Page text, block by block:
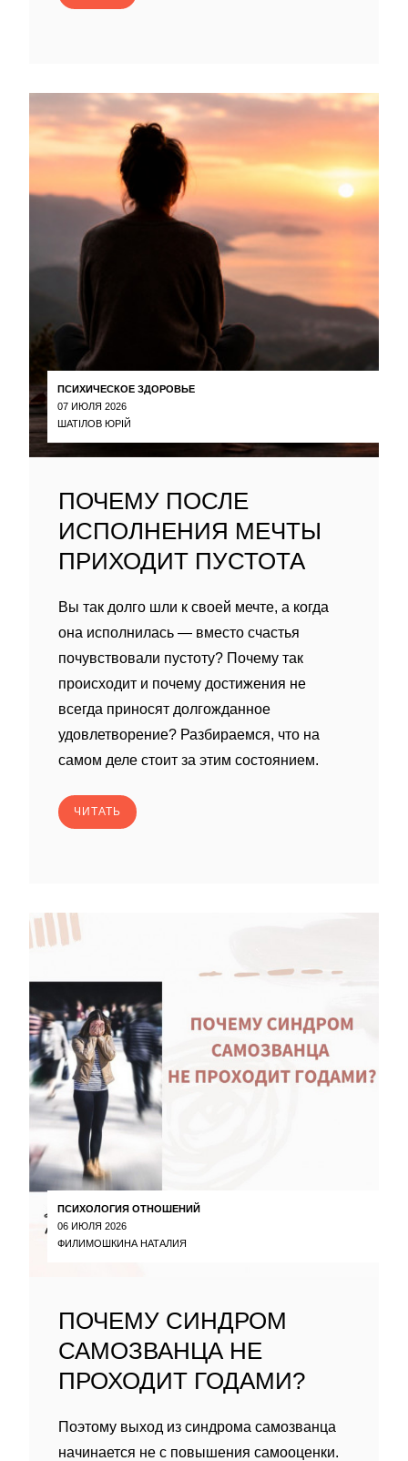
ПСИХИЧЕСКОЕ ЗДОРОВЬЕ
07 ИЮЛЯ 2026
ШАТІЛОВ ЮРІЙ
ПОЧЕМУ ПОСЛЕ
ИСПОЛНЕНИЯ МЕЧТЫ
ПРИХОДИТ ПУСТОТА
Вы так долго шли к своей мечте, а когда
она исполнилась — вместо счастья
почувствовали пустоту? Почему так
происходит и почему достижения не
всегда приносят долгожданное
удовлетворение? Разбираемся, что на
самом деле стоит за этим состоянием.
ЧИТАТЬ
ПСИХОЛОГИЯ ОТНОШЕНИЙ
06 ИЮЛЯ 2026
ФИЛИМОШКИНА НАТАЛИЯ
ПОЧЕМУ СИНДРОМ
САМОЗВАНЦА НЕ
ПРОХОДИТ ГОДАМИ?
Поэтому выход из синдрома самозванца
начинается не с повышения самооценки.